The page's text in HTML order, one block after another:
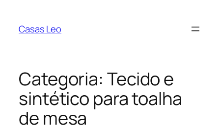
Casas Leo
Categoria: Tecido e
sintético para toalha
de mesa